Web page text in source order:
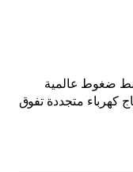
ضغوط عالمية
كهرباء متجددة تفوق